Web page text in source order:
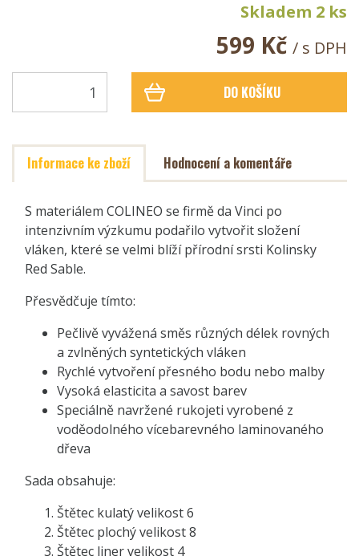
Skladem 2 ks
599 Kč / s DPH
DO KOŠÍKU
Informace ke zboží Hodnocení a komentáře
S materiálem COLINEO se firmě da Vinci po
intenzivním výzkumu podařilo vytvořit složení
vláken, které se velmi blíží přírodní srsti Kolinsky
Red Sable.
Přesvědčuje tímto:
Pečlivě vyvážená směs různých délek rovných
a zvlněných syntetických vláken
Rychlé vytvoření přesného bodu nebo malby
Vysoká elasticita a savost barev
Speciálně navržené rukojeti vyrobené z
voděodolného vícebarevného laminovaného
dřeva
Sada obsahuje:
Štětec kulatý velikost 6
Štětec plochý velikost 8
Štětec liner velikost 4